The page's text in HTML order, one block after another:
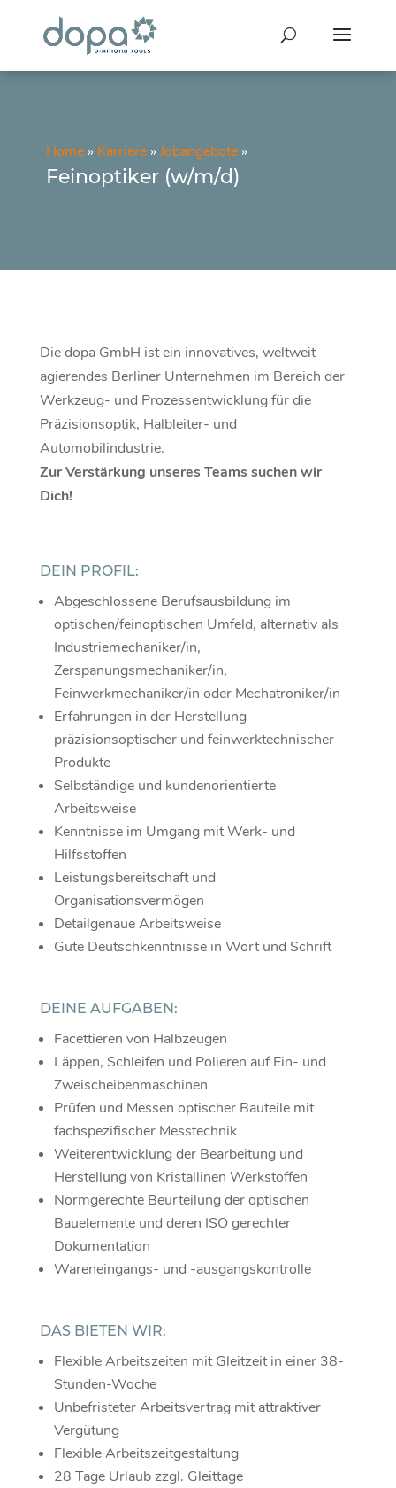
Home» Karriere» Jobangebote»
Feinoptiker (w/m/d)
Die dopa GmbH ist ein innovatives, weltweit
agierendes Berliner Unternehmen im Bereich der
Werkzeug- und Prozessentwicklung für die
Präzisionsoptik, Halbleiter- und
Automobilindustrie.
Zur Verstärkung unseres Teams suchen wir
Dich!
DEIN PROFIL:
Abgeschlossene Berufsausbildung im
optischen/feinoptischen Umfeld, alternativ als
Industriemechaniker/in,
Zerspanungsmechaniker/in,
Feinwerkmechaniker/in oder Mechatroniker/in
Erfahrungen in der Herstellung
präzisionsoptischer und feinwerktechnischer
Produkte
Selbständige und kundenorientierte
Arbeitsweise
Kenntnisse im Umgang mit Werk- und
Hilfsstoffen
Leistungsbereitschaft und
Organisationsvermögen
Detailgenaue Arbeitsweise
Gute Deutschkenntnisse in Wort und Schrift
DEINE AUFGABEN:
Facettieren von Halbzeugen
Läppen, Schleifen und Polieren auf Ein- und
Zweischeibenmaschinen
Prüfen und Messen optischer Bauteile mit
fachspezifischer Messtechnik
Weiterentwicklung der Bearbeitung und
Herstellung von Kristallinen Werkstoffen
Normgerechte Beurteilung der optischen
Bauelemente und deren ISO gerechter
Dokumentation
Wareneingangs- und -ausgangskontrolle
DAS BIETEN WIR:
Flexible Arbeitszeiten mit Gleitzeit in einer 38-
Stunden-Woche
Unbefristeter Arbeitsvertrag mit attraktiver
Vergütung
Flexible Arbeitszeitgestaltung
28 Tage Urlaub zzgl. Gleittage